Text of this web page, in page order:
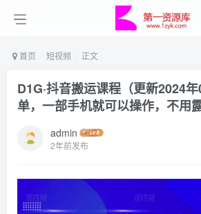
首页 短视频 正文
D1G·抖音搬运课程（更新2024
单，一部手机就可以操作，不用
admin
2年前发布